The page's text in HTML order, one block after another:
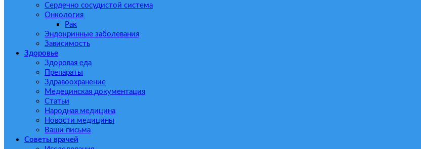
Сердечно сосудистой система
Онкология
Рак
Эндокринные заболевания
Зависимость
Здоровье
Здоровая еда
Препараты
Здравоохранение
Медецинская документация
Статьи
Народная медицина
Новости медицины
Ваши письма
Советы врачей